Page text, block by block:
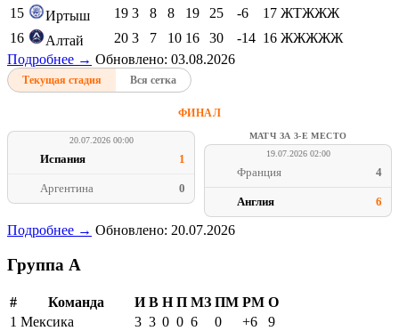
15
Иртыш 19 3 8 8 19 25 -6 17 ЖТЖЖЖ
16
Алтай 20 3 7 10 16 30 -14 16 ЖЖЖЖЖ
Подробнее → Обновлено: 03.08.2026
Текущая стадия Вся сетка
ФИНАЛ
20.07.2026 00:00
Испания 1
Аргентина 0
МАТЧ ЗА 3-Е МЕСТО
19.07.2026 02:00
Франция 4
Англия 6
Подробнее → Обновлено: 20.07.2026
Группа A
# Команда И В Н П МЗ ПМ РМ О
1 Мексика 3 3 0 0 6 0 +6 9